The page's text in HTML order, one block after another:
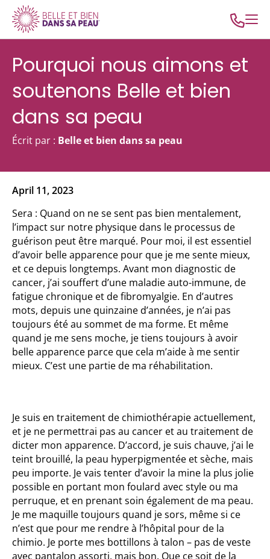
Pourquoi nous aimons et
soutenons Belle et bien
dans sa peau
Écrit par : Belle et bien dans sa peau
April 11, 2023
Sera : Quand on ne se sent pas bien mentalement,
l’impact sur notre physique dans le processus de
guérison peut être marqué. Pour moi, il est essentiel
d’avoir belle apparence pour que je me sente mieux,
et ce depuis longtemps. Avant mon diagnostic de
cancer, j’ai souffert d’une maladie auto-immune, de
fatigue chronique et de fibromyalgie. En d’autres
mots, depuis une quinzaine d’années, je n’ai pas
toujours été au sommet de ma forme. Et même
quand je me sens moche, je tiens toujours à avoir
belle apparence parce que cela m’aide à me sentir
mieux. C’est une partie de ma réhabilitation.
Je suis en traitement de chimiothérapie actuellement,
et je ne permettrai pas au cancer et au traitement de
dicter mon apparence. D’accord, je suis chauve, j’ai le
teint brouillé, la peau hyperpigmentée et sèche, mais
peu importe. Je vais tenter d’avoir la mine la plus jolie
possible en portant mon foulard avec style ou ma
perruque, et en prenant soin également de ma peau.
Je me maquille toujours quand je sors, même si ce
n’est que pour me rendre à l’hôpital pour de la
chimio. Je porte mes bottillons à talon – pas de veste
avec pantalon assorti, mais bon. Que ce soit de la